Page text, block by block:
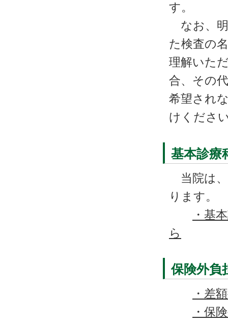
す。
なお、明
た検査の
理解いた
合、その
希望され
けくださ
基本診療
当院は、
ります。
・基
ら
保険外負
・差
・保